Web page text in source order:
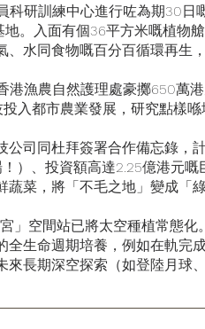
科研訓練中心進行咗為期30日
。入面有個36平方米嘅植物
水同食物嘅百分百循環再生
港漁農自然護理處豪擲650萬
入都市農業發展，研究點樣
公司同杜拜簽署合作備忘錄，
）、投資額高達2.25億港元嘅
菜，將「不毛之地」變成「
」空間站已將太空種植常態化
生命週期培養，例如在軌完
長期深空探索（如登陸月球